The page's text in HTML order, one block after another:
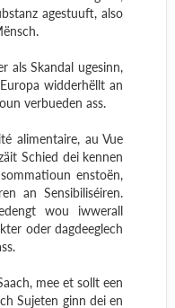
agestuuft, also
als Skandal ugesinn,
widderhëllt an
verbueden ass.
alimentaire, au Vue
Schied dei kennen
enstoën,
an Sensibiliséiren.
wou iwwerall
oder dagdeeglech
mee et sollt een
Sujeten ginn dei en